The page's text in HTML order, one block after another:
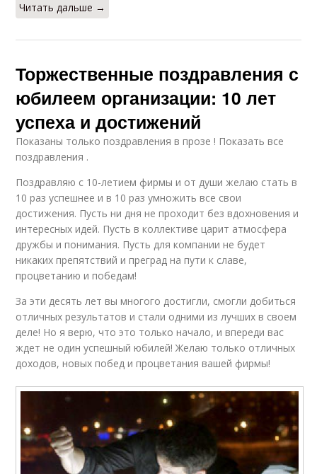
Читать дальше →
Торжественные поздравления с
юбилеем организации: 10 лет
успеха и достижений
Показаны только поздравления в прозе ! Показать все
поздравления .
Поздравляю с 10-летием фирмы и от души желаю стать в
10 раз успешнее и в 10 раз умножить все свои
достижения. Пусть ни дня не проходит без вдохновения и
интересных идей. Пусть в коллективе царит атмосфера
дружбы и понимания. Пусть для компании не будет
никаких препятствий и преград на пути к славе,
процветанию и победам!
За эти десять лет вы многого достигли, смогли добиться
отличных результатов и стали одними из лучших в своем
деле! Но я верю, что это только начало, и впереди вас
ждет не один успешный юбилей! Желаю только отличных
доходов, новых побед и процветания вашей фирмы!